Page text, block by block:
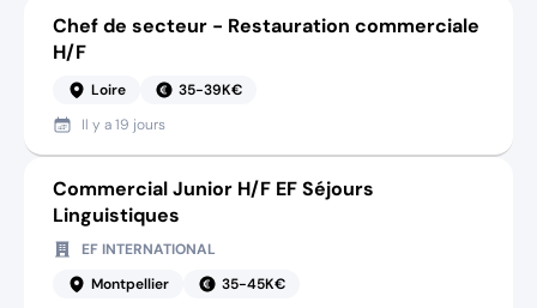
Chef de secteur - Restauration commerciale
H/F
Loire
35-39K€
Il y a19 jours
Commercial Junior H/F EF Séjours
Linguistiques
EF INTERNATIONAL
Montpellier
35-45K€